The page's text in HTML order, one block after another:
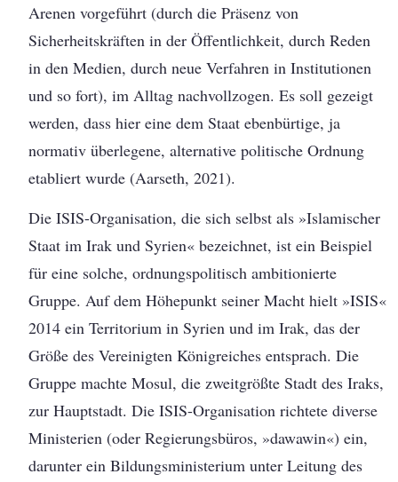
Arenen vorgeführt (durch die Präsenz von
Sicherheitskräften in der Öffentlichkeit, durch Reden
in den Medien, durch neue Verfahren in Institutionen
und so fort), im Alltag nachvollzogen. Es soll gezeigt
werden, dass hier eine dem Staat ebenbürtige, ja
normativ überlegene, alternative politische Ordnung
etabliert wurde (Aarseth, 2021).
Die ISIS-Organisation, die sich selbst als »Islamischer
Staat im Irak und Syrien« bezeichnet, ist ein Beispiel
für eine solche, ordnungspolitisch ambitionierte
Gruppe. Auf dem Höhepunkt seiner Macht hielt »ISIS«
2014 ein Territorium in Syrien und im Irak, das der
Größe des Vereinigten Königreiches entsprach. Die
Gruppe machte Mosul, die zweitgrößte Stadt des Iraks,
zur Hauptstadt. Die ISIS-Organisation richtete diverse
Ministerien (oder Regierungsbüros, »dawawin«) ein,
darunter ein Bildungsministerium unter Leitung des